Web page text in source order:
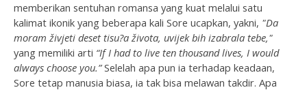
memberikan sentuhan romansa yang kuat melalui satu
kalimat ikonik yang beberapa kali Sore ucapkan, yakni, "Da
moram živjeti deset tisu?a života, uvijek bih izabrala tebe,"
yang memiliki arti “If I had to live ten thousand lives, I would
always choose you.”Selelah apa pun ia terhadap keadaan,
Sore tetap manusia biasa, ia tak bisa melawan takdir. Apa